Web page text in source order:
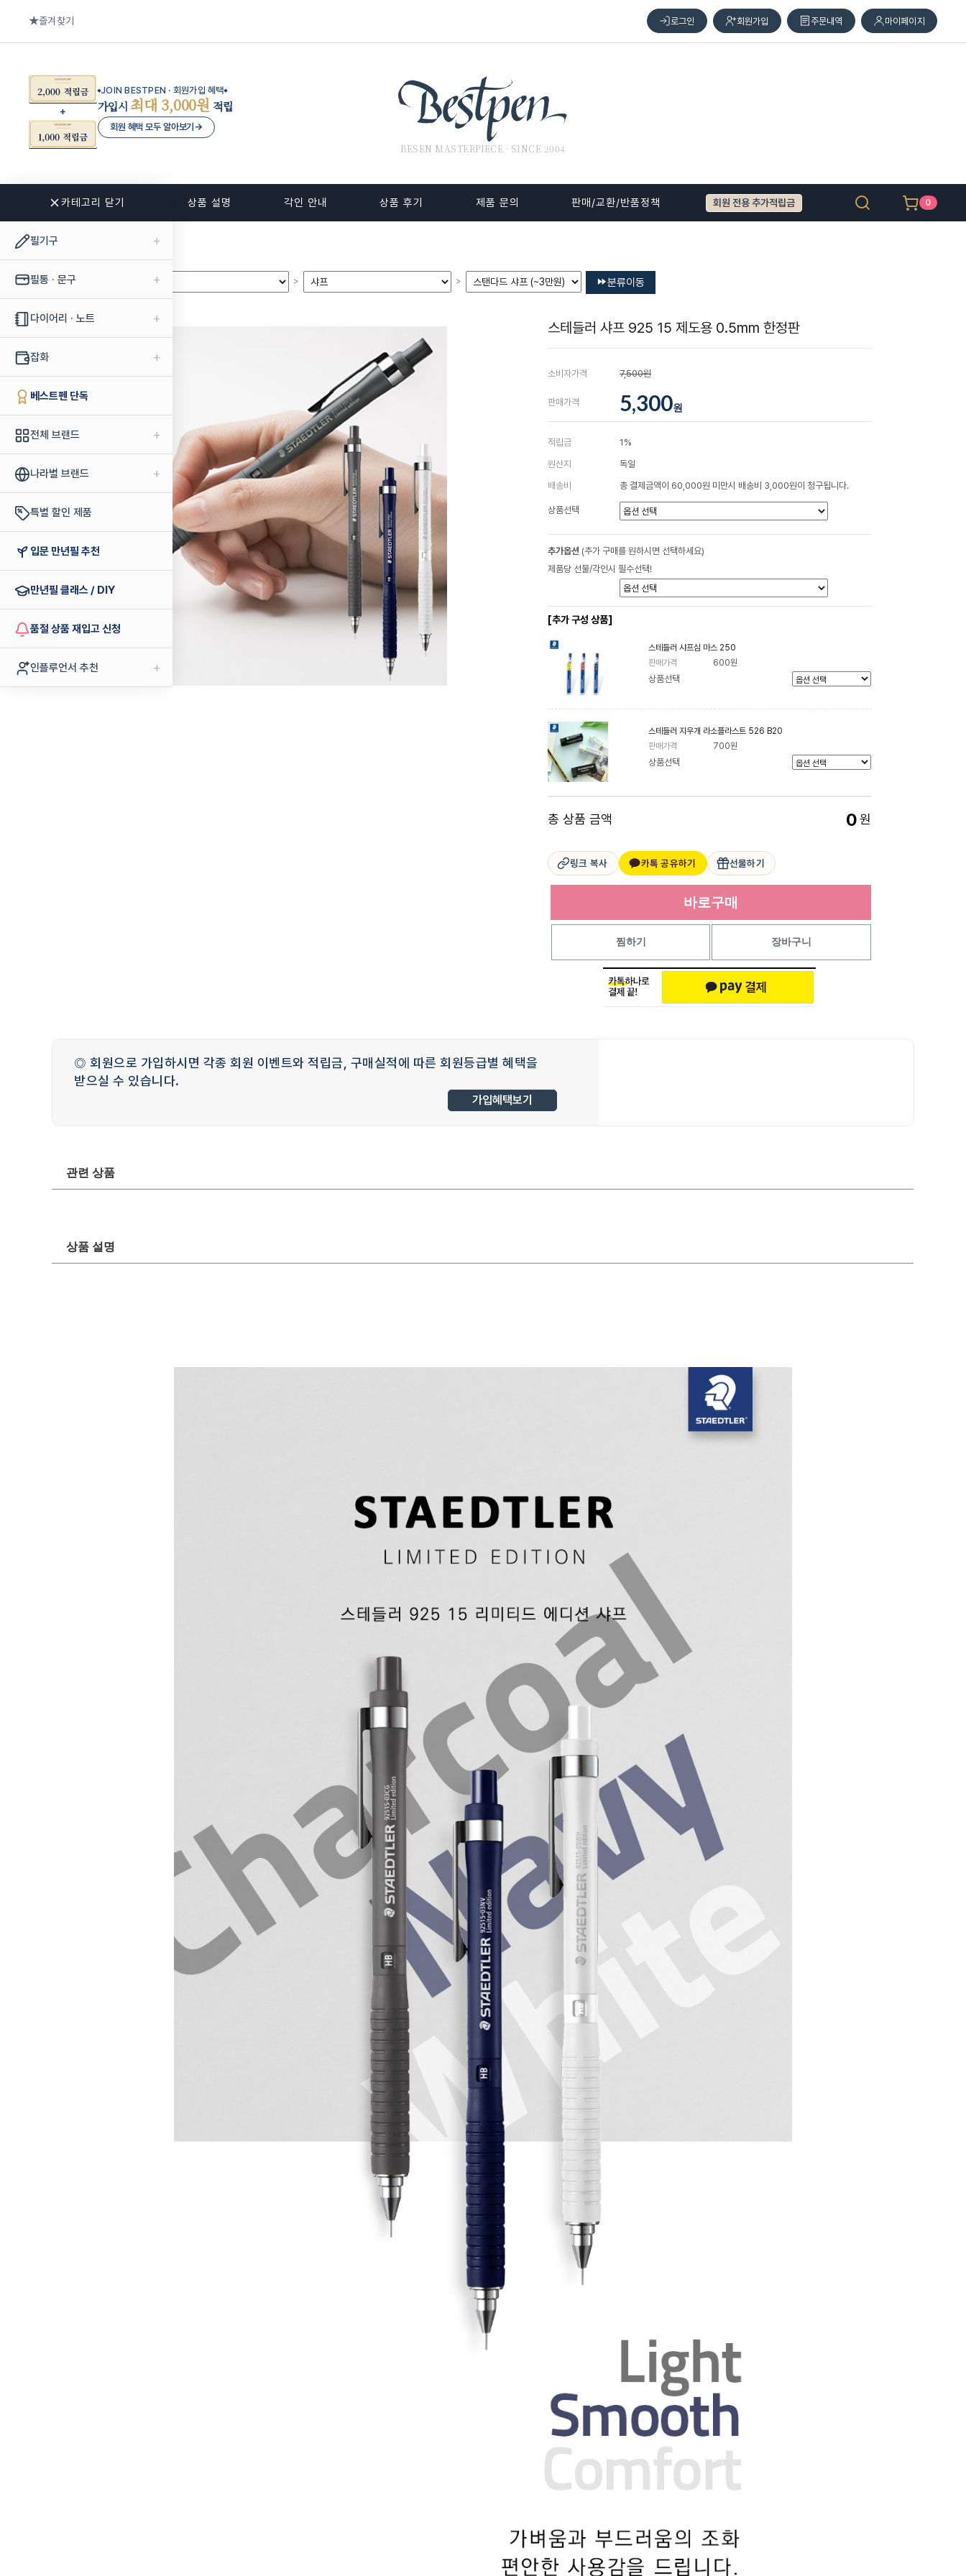
즐겨찾기
JOIN BESTPEN · 회원가입 혜택
가입시 최대 3,000원 적립
회원 혜택 모두 알아보기 →
로그인 회원가입 주문내역 마이페이지
BESEN MASTERPIECE · SINCE 2004
카테고리 닫기
필기구 +
필통 · 문구 +
다이어리 · 노트 +
잡화 +
베스트펜 단독
전체 브랜드 +
나라별 브랜드 +
특별 할인 제품
입문 만년필 추천
만년필 클래스 / DIY
품절 상품 재입고 신청
인플루언서 추천 +
관련 상품 상품 설명 각인 안내 상품 후기 제품 문의 판매/교환/반품정책 회원 전용 추가적립금 0
> > 분류이동
스테들러 샤프 925 15 제도용 0.5mm 한정판
소비자가격 7,500원
판매가격 5,300원
적립금
1%
원산지
독일
배송비
총 결제금액이 60,000원 미만시 배송비 3,000원이 청구됩니다.
상품선택
추가옵션 (추가 구매를 원하시면 선택하세요)
제품당 선물/각인시 필수선택!
[추가 구성 상품]
스테들러 샤프심 마스 250
판매가격
600원
상품선택
스테들러 지우개 라소플라스트 526 B20
판매가격
700원
상품선택
총 상품 금액 0원
링크 복사 카톡 공유하기 선물하기
바로구매
장바구니
찜하기
◎ 회원으로 가입하시면 각종 회원 이벤트와 적립금, 구매실적에 따른 회원등급별 혜택을
받으실 수 있습니다.
가입혜택보기
관련 상품
상품 설명